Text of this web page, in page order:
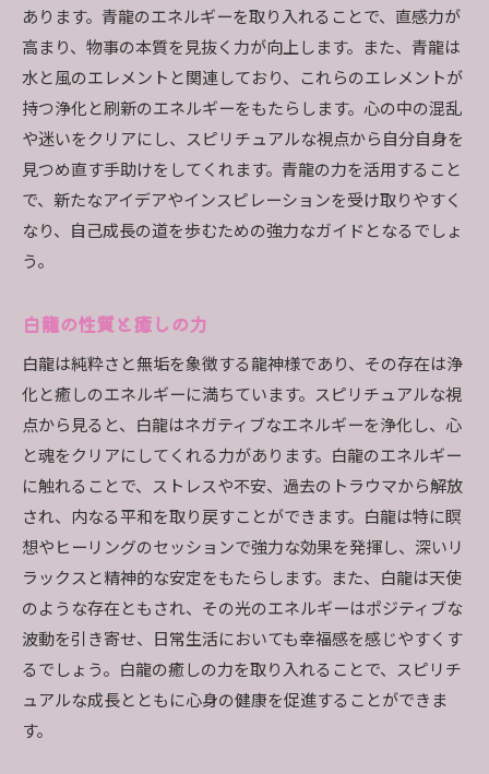
あります。青龍のエネルギーを取り入れることで、直感力が
高まり、物事の本質を見抜く力が向上します。また、青龍は
水と風のエレメントと関連しており、これらのエレメントが
持つ浄化と刷新のエネルギーをもたらします。心の中の混乱
や迷いをクリアにし、スピリチュアルな視点から自分自身を
見つめ直す手助けをしてくれます。青龍の力を活用すること
で、新たなアイデアやインスピレーションを受け取りやすく
なり、自己成長の道を歩むための強力なガイドとなるでしょ
う。
白龍の性質と癒しの力
白龍は純粋さと無垢を象徴する龍神様であり、その存在は浄
化と癒しのエネルギーに満ちています。スピリチュアルな視
点から見ると、白龍はネガティブなエネルギーを浄化し、心
と魂をクリアにしてくれる力があります。白龍のエネルギー
に触れることで、ストレスや不安、過去のトラウマから解放
され、内なる平和を取り戻すことができます。白龍は特に瞑
想やヒーリングのセッションで強力な効果を発揮し、深いリ
ラックスと精神的な安定をもたらします。また、白龍は天使
のような存在ともされ、その光のエネルギーはポジティブな
波動を引き寄せ、日常生活においても幸福感を感じやすくす
るでしょう。白龍の癒しの力を取り入れることで、スピリチ
ュアルな成長とともに心身の健康を促進することができま
す。